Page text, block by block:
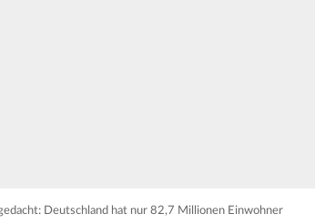
Deutschland hat nur 82,7 Millionen Einwohner